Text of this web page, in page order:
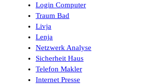
Login Computer
Traum Bad
Livja
Lenja
Netzwerk Analyse
Sicherheit Haus
Telefon Makler
Internet Presse